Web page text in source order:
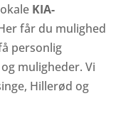
KIA-
får du mulighed
personlig
muligheder. Vi
Hillerød og